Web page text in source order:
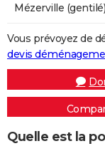
Mézerville (gentilé)
Vous prévoyez de
devis
Quelle est la